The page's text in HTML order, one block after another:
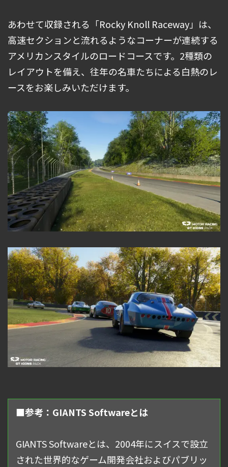
あわせて収録される「Rocky Knoll Raceway」は、
高速セクションと流れるようなコーナーが連続する
アメリカンスタイルのロードコースです。2種類の
レイアウトを備え、往年の名車たちによる白熱のレ
ースをお楽しみいただけます。
■参考：GIANTS Softwareとは
GIANTS Softwareとは、2004年にスイスで設立
された世界的なゲーム開発会社およびパブリッ